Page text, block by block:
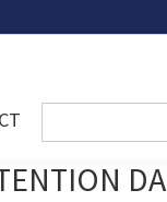
Search